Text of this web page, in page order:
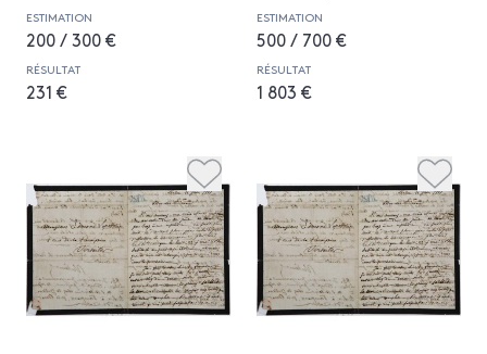
ESTIMATION
200 / 300 €
RÉSULTAT
231 €
ESTIMATION
500 / 700 €
RÉSULTAT
1 803 €